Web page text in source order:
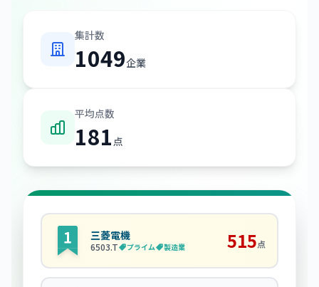
集計数
1049企業
平均点数
181 点
三菱電機
6503.T プライム 製造業 515点